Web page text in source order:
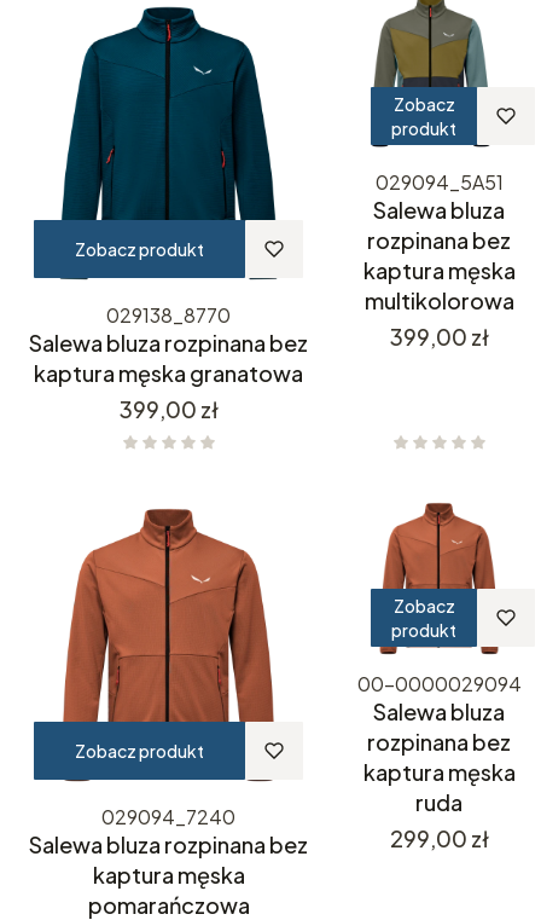
Zobacz produkt
029138_8770
Salewa bluza rozpinana bez
kaptura męska granatowa
Cena
399,00 zł
Zobacz
produkt
029094_5A51
Salewa bluza
rozpinana bez
kaptura męska
multikolorowa
Cena
399,00 zł
Zobacz produkt
029094_7240
Salewa bluza rozpinana bez
kaptura męska
pomarańczowa
Zobacz
produkt
00-0000029094
Salewa bluza
rozpinana bez
kaptura męska
ruda
Cena
299,00 zł